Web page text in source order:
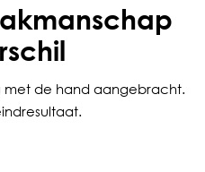
met de hand aangebracht.